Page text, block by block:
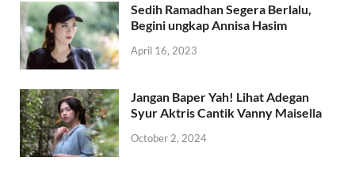
Sedih Ramadhan Segera Berlalu,
Begini ungkap Annisa Hasim
April 16, 2023
Jangan Baper Yah! Lihat Adegan
Syur Aktris Cantik Vanny Maisella
October 2, 2024